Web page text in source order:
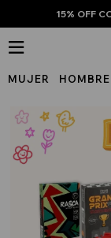
15% OFF
MUJER HOMBRE
